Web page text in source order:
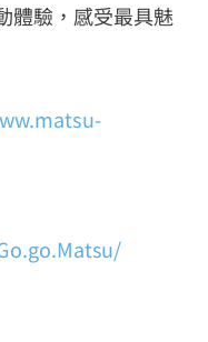
體驗，感受最具魅